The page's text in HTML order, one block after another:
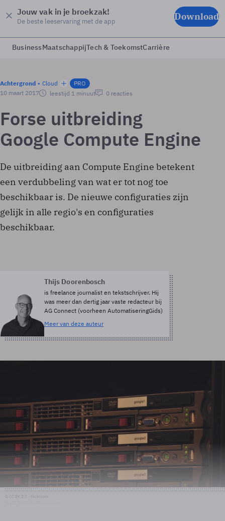
Jouw vak in je broekzak!
De beste leeservaring met de app Download
BusinessMaatschappijTech & ToekomstCarrière
Achtergrond Cloud
PRO
10 maart 2017
leestijd 1 minuut 0 reacties
Forse uitbreiding
Google Compute Engine
De uitbreiding aan Compute Engine betekent
een verdubbeling van wat er tot nog toe
beschikbaar is. De nieuwe configuraties zijn
gelijk in alle regio's en configuraties
beschikbaar.
Thijs Doorenbosch
is freelance journalist en tekstschrijver. Hij
was meer dan dertig jaar vaste redacteur bij
AG Connect (voorheen AutomatiseringGids)
Meer van deze auteur
© CC BY 2.0 - Flickr.com